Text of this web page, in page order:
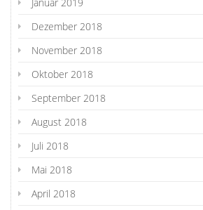
Dezember 2018
November 2018
Oktober 2018
September 2018
August 2018
Juli 2018
Mai 2018
April 2018